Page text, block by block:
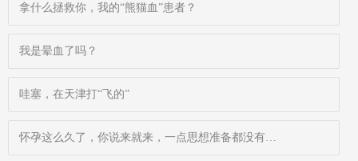
拿什么拯救你，我的“熊猫血”患者？
我是晕血了吗？
哇塞，在天津打“飞的”
怀孕这么久了，你说来就来，一点思想准备都没有…